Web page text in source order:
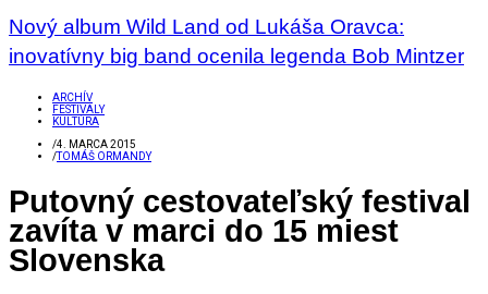
Nový album Wild Land od Lukáša Oravca:
inovatívny big band ocenila legenda Bob Mintzer
ARCHÍV
FESTIVALY
KULTÚRA
/4. MARCA 2015
/TOMÁŠ ORMANDY
Putovný cestovateľský festival
zavíta v marci do 15 miest
Slovenska